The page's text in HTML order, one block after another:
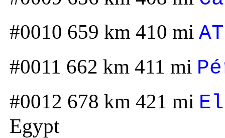
#0010 659 km 410 mi
#0011 662 km 411 mi
#0012 678 km 421 mi
Egypt